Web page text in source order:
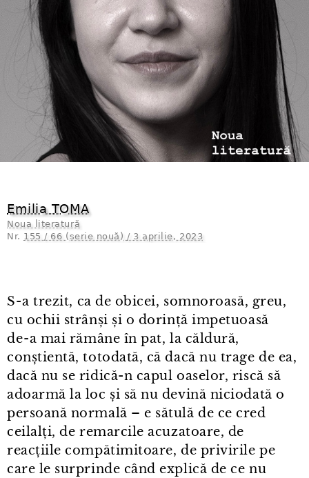
Emilia TOMA
Noua literatură
Nr. 155 / 66 (serie nouă) / 3 aprilie, 2023
S⁠-⁠a trezit, ca de obicei, somnoroasă, greu,
cu ochii strânși și o dorință impetuoasă
de⁠-⁠a mai rămâne în pat, la căldură,
conștientă, totodată, că dacă nu trage de ea,
dacă nu se ridică-n capul oaselor, riscă să
adoarmă la loc și să nu devină niciodată o
persoană normală – e sătulă de ce cred
ceilalți, de remarcile acuzatoare, de
reacțiile compătimitoare, de privirile pe
care le surprinde când explică de ce nu